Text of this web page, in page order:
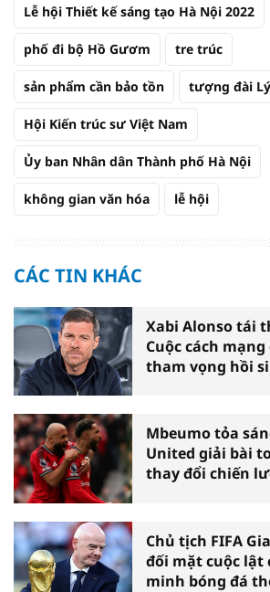
Lễ hội Thiết kế sáng tạo Hà Nội 2022
phố đi bộ Hồ Gươm tre trúc
sản phẩm cần bảo tồn tượng đài
Hội Kiến trúc sư Việt Nam
Ủy ban Nhân dân Thành phố Hà Nội
không gian văn hóa lễ hội
CÁC TIN KHÁC
Xabi Alonso tái
Cuộc cách
tham vọng hồi
Mbeumo tỏa
United giải bài
thay đổi chiến
Chủ tịch FIFA
đối mặt cuộc lật
minh bóng đá